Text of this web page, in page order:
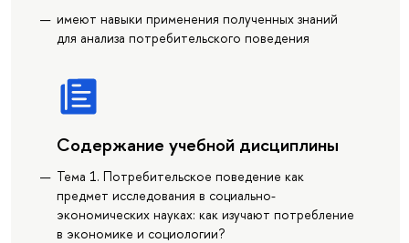
имеют навыки применения полученных знаний
для анализа потребительского поведения
Содержание учебной дисциплины
Тема 1. Потребительское поведение как
предмет исследования в социально-
экономических науках: как изучают потребление
в экономике и социологии?